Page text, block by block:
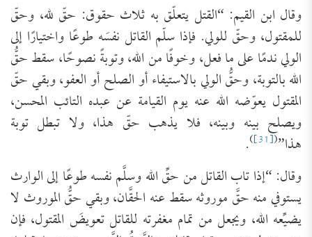
وقال ابن القيم: “القتل يتعلّق به ثلاث حقوق: حقّ لله، وحقّ
للمقتول، وحقّ للولي. فإذا سلّم القاتل نفسَه طوعًا واختيارًا إلى
الولي ندمًا على ما فعل، وخوفًا من الله، وتوبةً نصوحًا، سقط حقُّ
الله بالتوبة، وحقُّ الولي بالاستيفاء أو الصلح أو العفو، وبقي حقّ
المقتول يعوّضه الله عنه يوم القيامة عن عبده التائب المحسن،
ويصلح بينه وبينه، فلا يذهب حقّ هذا، ولا تبطل توبة
هذا”(
[31]
)
.
وقال: “إذا تاب القاتل من حقِّ الله وسلَّم نفسه طوعًا إلى الوارث
يستوفي منه حقَّ موروثه سقط عنه الحقَّان، وبقي حقُّ الموروث لا
يضيِّعه الله، ويجعل من تمام مغفرته للقاتل تعويضَ المقتول، فإن